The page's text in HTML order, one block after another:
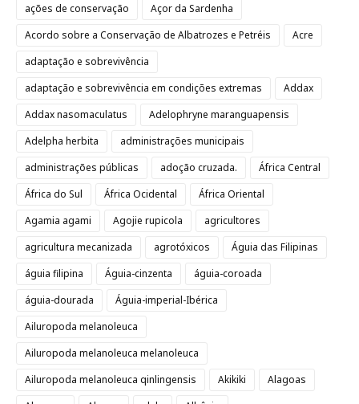
ações de conservação
Açor da Sardenha
Acordo sobre a Conservação de Albatrozes e Petréis
Acre
adaptação e sobrevivência
adaptação e sobrevivência em condições extremas
Addax
Addax nasomaculatus
Adelophryne maranguapensis
Adelpha herbita
administrações municipais
administrações públicas
adoção cruzada.
África Central
África do Sul
África Ocidental
África Oriental
Agamia agami
Agojie rupicola
agricultores
agricultura mecanizada
agrotóxicos
Águia das Filipinas
águia filipina
Águia-cinzenta
águia-coroada
águia-dourada
Águia-imperial-Ibérica
Ailuropoda melanoleuca
Ailuropoda melanoleuca melanoleuca
Ailuropoda melanoleuca qinlingensis
Akikiki
Alagoas